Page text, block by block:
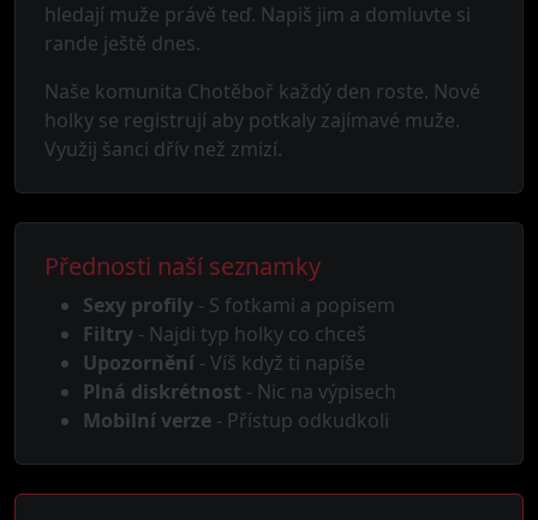
hledají muže právě teď. Napiš jim a domluvte si
rande ještě dnes.
Naše komunita Chotěboř každý den roste. Nové
holky se registrují aby potkaly zajímavé muže.
Využij šanci dřív než zmizí.
Přednosti naší seznamky
Sexy profily - S fotkami a popisem
Filtry - Najdi typ holky co chceš
Upozornění - Víš když ti napíše
Plná diskrétnost - Nic na výpisech
Mobilní verze - Přístup odkudkoli